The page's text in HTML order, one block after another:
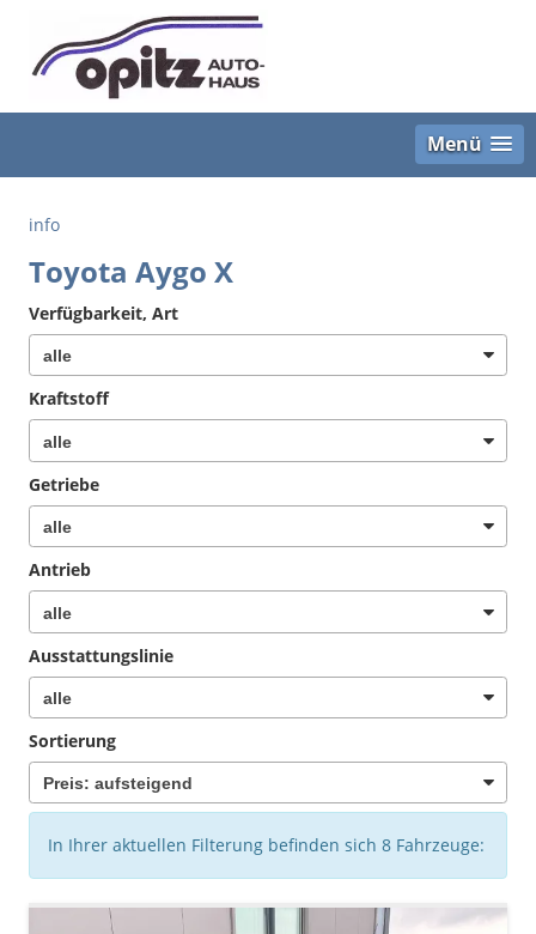
Menü
info
Toyota Aygo X
Verfügbarkeit, Art
Kraftstoff
Getriebe
Antrieb
Ausstattungslinie
Sortierung
In Ihrer aktuellen Filterung befinden sich 8 Fahrzeuge: